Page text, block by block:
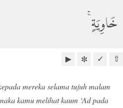
خَاوِيَةٍۚ
⇧
✓
✼
▶
mereka selama tujuh malam
kamu melihat kaum ‘Ad pada